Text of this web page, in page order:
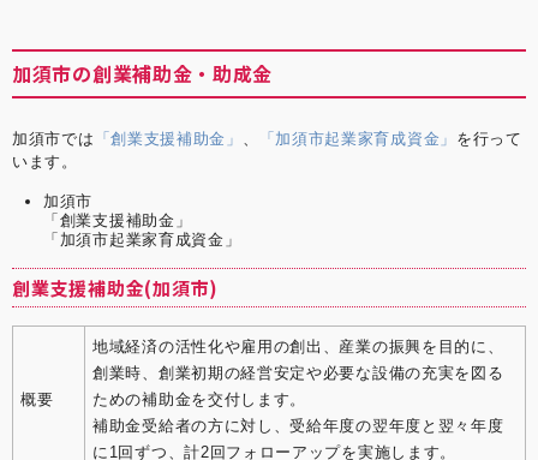
加須市の創業補助金・助成金
加須市では 「創業支援補助金」 「加須市起業家育成資金」 を行って
います。
加須市
「創業支援補助金」
「加須市起業家育成資金」
創業支援補助金(加須市)
概要
地域経済の活性化や雇用の創出、産業の振興を目的に、
創業時、創業初期の経営安定や必要な設備の充実を図る
ための補助金を交付します。
補助金受給者の方に対し、受給年度の翌年度と翌々年度
に1回ずつ、計2回フォローアップを実施します。